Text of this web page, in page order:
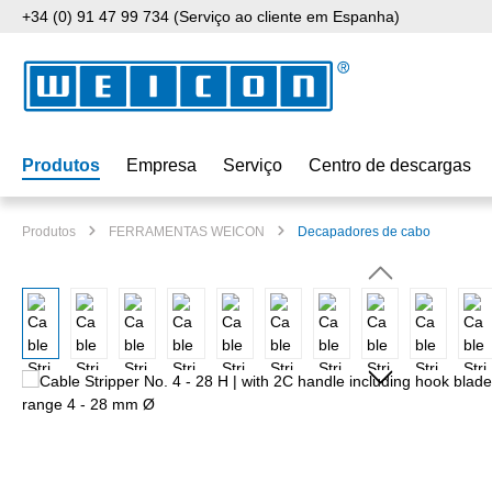
o conteúdo principal
Saltar para a pesquisa
Saltar para a navegação principal
+34 (0) 91 47 99 734 (Serviço ao cliente em Espanha)
Produtos Empresa Serviço Centro de descargas
Produtos FERRAMENTAS WEICON Decapadores de cabo
Ignorar galeria de imagens